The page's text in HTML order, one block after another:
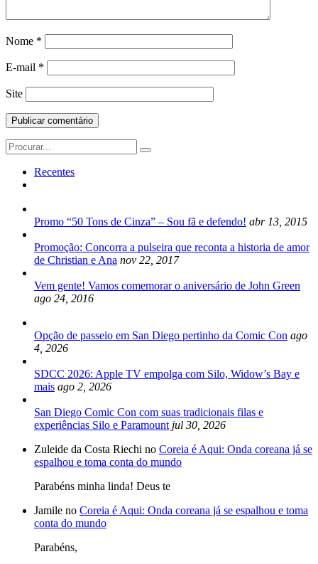
Nome *
E-mail *
Site
Search
for:
Recentes
Promo “50 Tons de Cinza” – Sou fã e defendo! abr 13, 2015
Promoção: Concorra a pulseira que reconta a historia de amor
de Christian e Ana nov 22, 2017
Vem gente! Vamos comemorar o aniversário de John Green
ago 24, 2016
Opção de passeio em San Diego pertinho da Comic Con ago
4, 2026
SDCC 2026: Apple TV empolga com Silo, Widow’s Bay e
mais ago 2, 2026
San Diego Comic Con com suas tradicionais filas e
experiências Silo e Paramount jul 30, 2026
Zuleide da Costa Riechi no Coreia é Aqui: Onda coreana já se
espalhou e toma conta do mundo
Parabéns minha linda! Deus te
Jamile no Coreia é Aqui: Onda coreana já se espalhou e toma
conta do mundo
Parabéns,